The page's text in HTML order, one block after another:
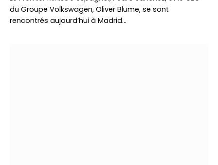
du Groupe Volkswagen, Oliver Blume, se sont
rencontrés aujourd’hui à Madrid…